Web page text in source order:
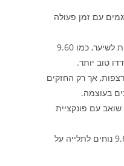
עם זמן פעולה
– דגמים עם מברשת טורבו ייעודית לשיער, כמו 9.60
אך רק החזקים
עם פונקציית
– הדגמים הקומפקטיים כמו 9.60 נוחים לתלייה על